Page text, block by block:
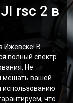
rsc 2 в
Ижевске! В
полный спектр
Не
мешать вашей
использованию
что